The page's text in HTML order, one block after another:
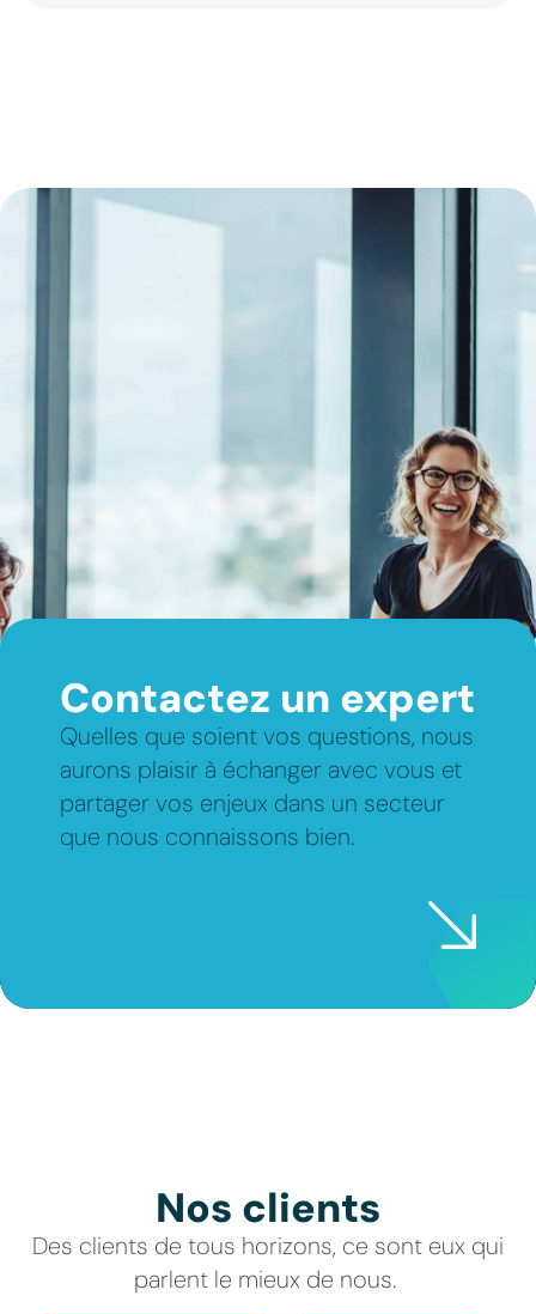
Contactez un expert
Quelles que soient vos questions, nous
aurons plaisir à échanger avec vous et
partager vos enjeux dans un secteur
que nous connaissons bien.
Nos clients
Des clients de tous horizons, ce sont eux qui
parlent le mieux de nous.